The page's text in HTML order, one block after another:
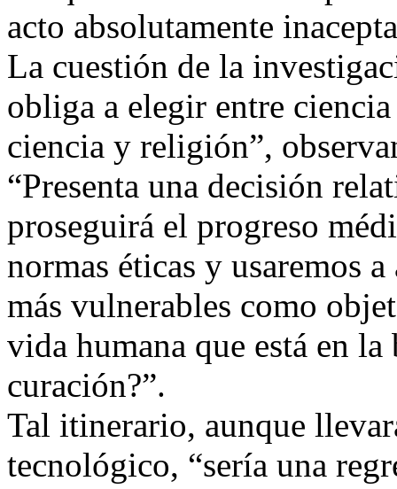
acto absolutamente
La cuestión de la
obliga a elegir entre
ciencia y religión”,
“Presenta una decisión
proseguirá el progreso
normas éticas y usaremos
más vulnerables como
vida humana que está en
curación?”.
Tal itinerario, aunque
tecnológico, “sería una